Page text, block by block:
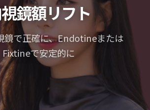
鏡額リフト
鏡で正確に、Endotineまたは
Fixtineで安定的に